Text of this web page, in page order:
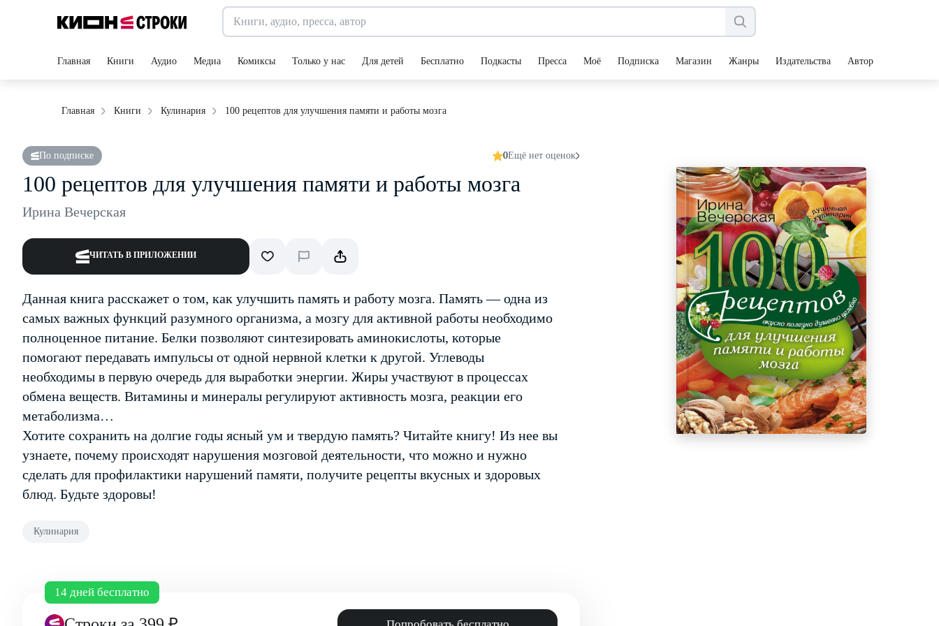
Главная Книги Аудио Медиа Комиксы Только у нас Для детей Бесплатно Подкасты Пресса Моё Подписка Магазин Жанры Издательства Авторы
Главная Книги Кулинария 100 рецептов для улучшения памяти и работы мозга
По подписке 0Ещё нет оценок
100 рецептов для улучшения памяти и работы мозга
Ирина Вечерская
ЧИТАТЬ В ПРИЛОЖЕНИИ
Данная книга расскажет о том, как улучшить память и работу мозга. Память — одна из
самых важных функций разумного организма, а мозгу для активной работы необходимо
полноценное питание. Белки позволяют синтезировать аминокислоты, которые
помогают передавать импульсы от одной нервной клетки к другой. Углеводы
необходимы в первую очередь для выработки энергии. Жиры участвуют в процессах
обмена веществ. Витамины и минералы регулируют активность мозга, реакции его
метаболизма…
Хотите сохранить на долгие годы ясный ум и твердую память? Читайте книгу! Из нее вы
узнаете, почему происходят нарушения мозговой деятельности, что можно и нужно
сделать для профилактики нарушений памяти, получите рецепты вкусных и здоровых
блюд. Будьте здоровы!
Кулинария
14 дней бесплатно